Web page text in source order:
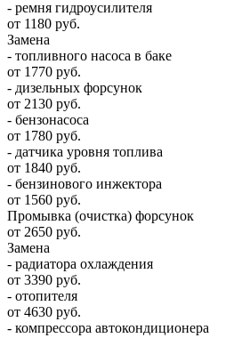
- ремня гидроусилителя
от 1180 руб.
Замена
- топливного насоса в баке
от 1770 руб.
- дизельных форсунок
от 2130 руб.
- бензонасоса
от 1780 руб.
- датчика уровня топлива
от 1840 руб.
- бензинового инжектора
от 1560 руб.
Промывка (очистка) форсунок
от 2650 руб.
Замена
- радиатора охлаждения
от 3390 руб.
- отопителя
от 4630 руб.
- компрессора автокондиционера